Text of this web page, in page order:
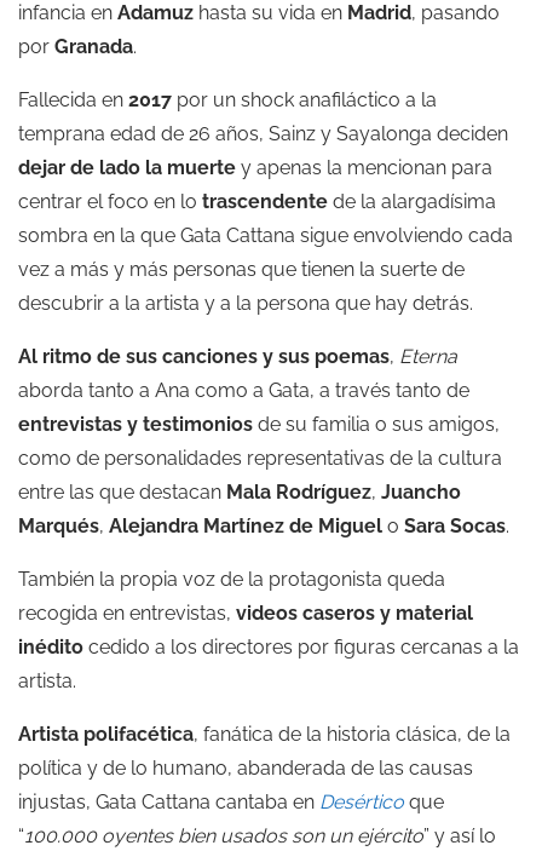
infancia en Adamuz hasta su vida en Madrid, pasando
por Granada.
Fallecida en 2017 por un shock anafiláctico a la
temprana edad de 26 años, Sainz y Sayalonga deciden
dejar de lado la muerte y apenas la mencionan para
centrar el foco en lo trascendente de la alargadísima
sombra en la que Gata Cattana sigue envolviendo cada
vez a más y más personas que tienen la suerte de
descubrir a la artista y a la persona que hay detrás.
Al ritmo de sus canciones y sus poemas, Eterna
aborda tanto a Ana como a Gata, a través tanto de
entrevistas y testimonios de su familia o sus amigos,
como de personalidades representativas de la cultura
entre las que destacan Mala Rodríguez, Juancho
Marqués, Alejandra Martínez de Miguel o Sara Socas.
También la propia voz de la protagonista queda
recogida en entrevistas, videos caseros y material
inédito cedido a los directores por figuras cercanas a la
artista.
Artista polifacética, fanática de la historia clásica, de la
política y de lo humano, abanderada de las causas
injustas, Gata Cattana cantaba en Desértico que
“100.000 oyentes bien usados son un ejército” y así lo